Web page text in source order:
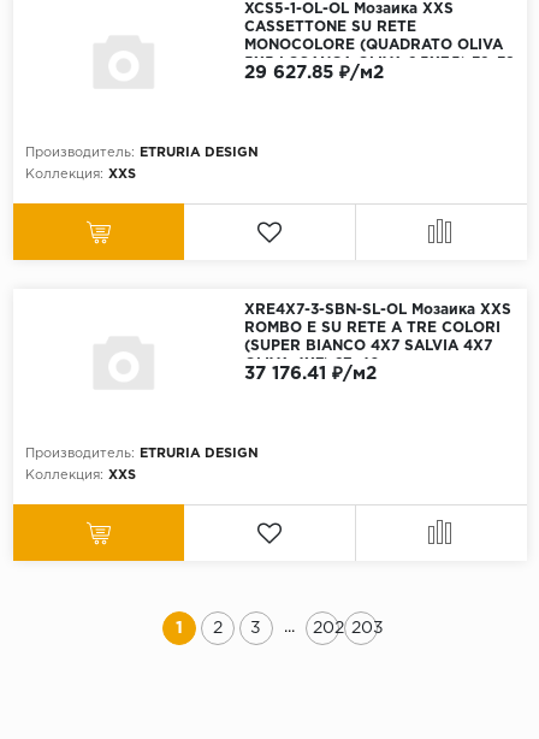
XCS5-1-OL-OL Мозаика XXS
CASSETTONE SU RETE
MONOCOLORE (QUADRATO OLIVA
5X5 LOSANGA OLIVA 2,5X7,5) 32х39
см
Производитель:
ETRURIA DESIGN
Коллекция: XXS
29 627.85 ₽/м2
XRE4X7-3-SBN-SL-OL Мозаика XXS
ROMBO E SU RETE A TRE COLORI
(SUPER BIANCO 4X7 SALVIA 4X7
OLIVA 4X7) 27x40 см
Производитель:
ETRURIA DESIGN
Коллекция: XXS
37 176.41 ₽/м2
1 2 3 ... 202 203